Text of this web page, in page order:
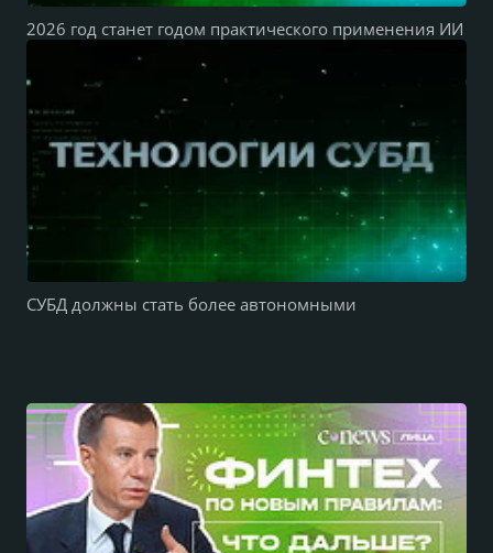
2026 год станет годом практического применения ИИ
СУБД должны стать более автономными